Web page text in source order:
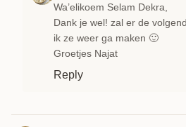
Wa’elikoem Selam Dekra,
Dank je wel! zal er de
ik ze weer ga maken 🙂
Groetjes Najat
Reply